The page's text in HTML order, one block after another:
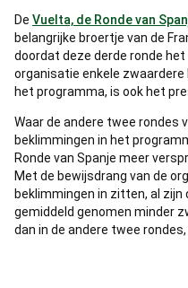
De Vuelta, de Ronde van
belangrijke broertje van de
doordat deze derde ronde
organisatie enkele
het programma, is ook het
Waar de andere twee rondes
beklimmingen in het
Ronde van Spanje meer
Met de bewijsdrang van de
beklimmingen in zitten, al
gemiddeld genomen minder
dan in de andere twee